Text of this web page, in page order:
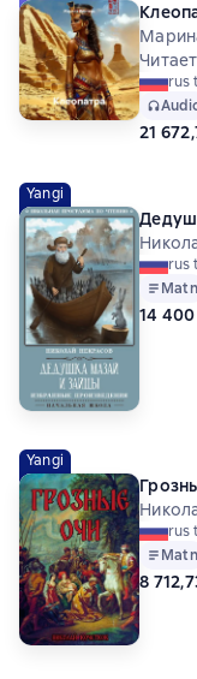
rus
21
Yangi
rus
Matn
14
Yangi
rus
Matn
8